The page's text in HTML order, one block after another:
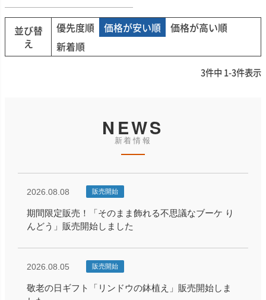
並び替
え
優先度順 価格が安い順
価格が高い順
新着順
3件中 1-3件表示